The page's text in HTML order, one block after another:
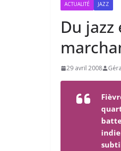
ACTUALITÉ JAZZ
Du jazz
29 avril 2008